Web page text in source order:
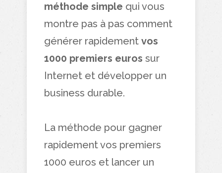
méthode simple qui vous
montre pas à pas comment
générer rapidement vos
1000 premiers euros sur
Internet et développer un
business durable.
La méthode pour gagner
rapidement vos premiers
1000 euros et lancer un